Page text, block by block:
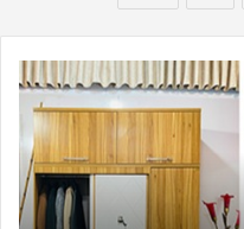
قند
و